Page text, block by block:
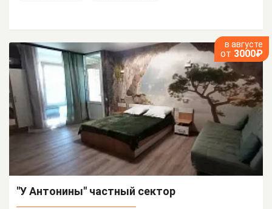
в августе
от 3000₽
"У Антонины" частный сектор